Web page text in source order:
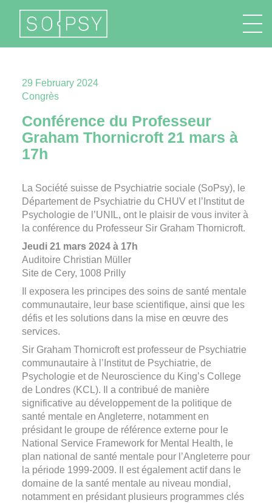
FR EN IT
29 February 2024
Congrès
Conférence du Professeur
Graham Thornicroft 21 mars à
17h
La Société suisse de Psychiatrie sociale (SoPsy), le
Département de Psychiatrie du CHUV et l’Institut de
Psychologie de l’UNIL, ont le plaisir de vous inviter à
la conférence du Professeur Sir Graham Thornicroft.
Jeudi 21 mars 2024 à 17h
Auditoire Christian Müller
Site de Cery, 1008 Prilly
Il exposera les principes des soins de santé mentale
communautaire, leur base scientifique, ainsi que les
défis et les solutions dans la mise en œuvre des
services.
Sir Graham Thornicroft est professeur de Psychiatrie
communautaire à l’Institut de Psychiatrie, de
Psychologie et de Neuroscience du King’s College
de Londres (KCL). Il a contribué de manière
significative au développement de la politique de
santé mentale en Angleterre, notamment en
présidant le groupe de référence externe pour le
National Service Framework for Mental Health, le
plan national de santé mentale pour l’Angleterre pour
la période 1999-2009. Il est également actif dans le
domaine de la santé mentale au niveau mondial,
notamment en présidant plusieurs programmes clés